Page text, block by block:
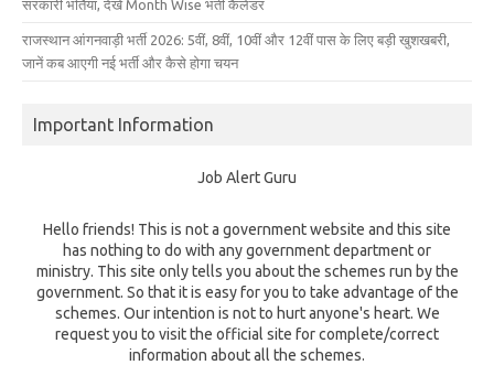
सरकारी भर्तियां, देखें Month Wise भर्ती कैलेंडर
राजस्थान आंगनवाड़ी भर्ती 2026: 5वीं, 8वीं, 10वीं और 12वीं पास के लिए बड़ी खुशखबरी,
जानें कब आएगी नई भर्ती और कैसे होगा चयन
Important Information
Job Alert Guru
Hello friends! This is not a government website and this site
has nothing to do with any government department or
ministry. This site only tells you about the schemes run by the
government. So that it is easy for you to take advantage of the
schemes. Our intention is not to hurt anyone's heart. We
request you to visit the official site for complete/correct
information about all the schemes.